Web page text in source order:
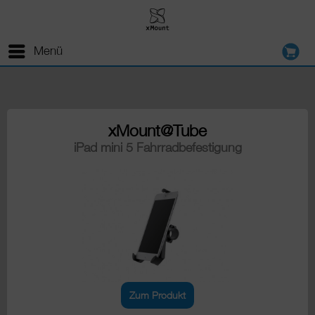
Menü
xMount@Tube
iPad mini 5 Fahrradbefestigung
Zum Produkt